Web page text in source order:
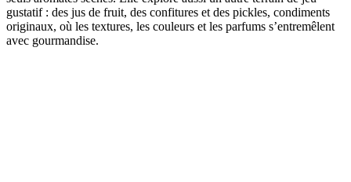
gustatif : des jus de fruit, des confitures et des pickles, condiments
originaux, où les textures, les couleurs et les parfums s’entremêlent
avec gourmandise.